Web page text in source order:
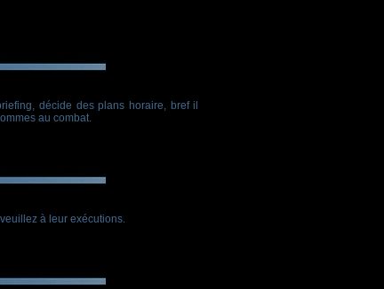
décide des plans horaire, bref il
au combat.
à leur exécutions.